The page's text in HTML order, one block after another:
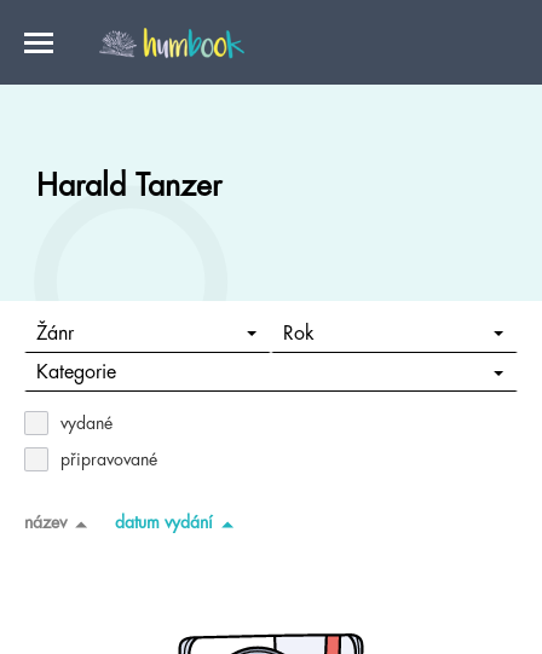
Harald Tanzer
Žánr Rok
Kategorie
vydané
připravované
název datum vydání